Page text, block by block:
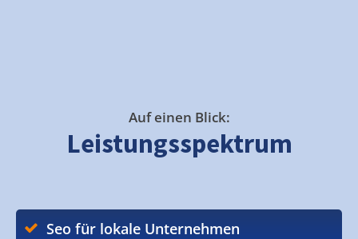
Auf einen Blick:
Leistungsspektrum
Seo für lokale Unternehmen